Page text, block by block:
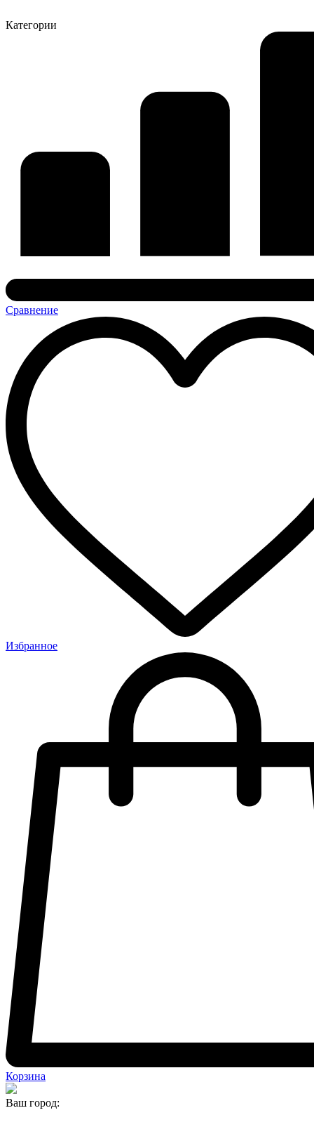
Категории
Сравнение
Избранное
Корзина
Ваш город: